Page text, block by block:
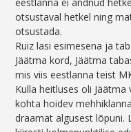
otsustaval hetkel ning
otsustada.
Ruiz lasi esimesena ja
Jäätma kord, Jäätma
mis viis eestlanna teist
Kulla heitluses oli
kohta hoidev
draamat algusest lõpuni.